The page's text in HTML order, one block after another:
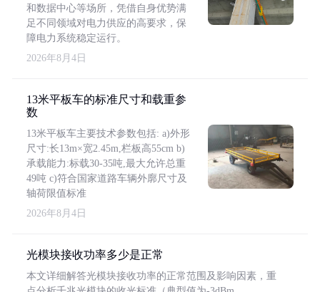
和数据中心等场所，凭借自身优势满
足不同领域对电力供应的高要求，保
障电力系统稳定运行。
2026年8月4日
13米平板车的标准尺寸和载重参
数
13米平板车主要技术参数包括: a)外形
尺寸:长13m×宽2.45m,栏板高55cm b)
承载能力:标载30-35吨,最大允许总重
49吨 c)符合国家道路车辆外廓尺寸及
轴荷限值标准
2026年8月4日
光模块接收功率多少是正常
本文详细解答光模块接收功率的正常范围及影响因素，重